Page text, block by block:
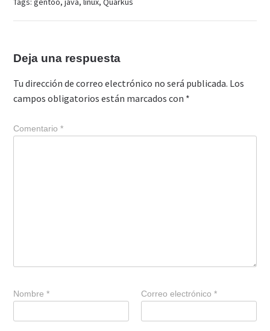
Deja una respuesta
Tu dirección de correo electrónico no será publicada. Los
campos obligatorios están marcados con *
Comentario*
Nombre* Correo electrónico*